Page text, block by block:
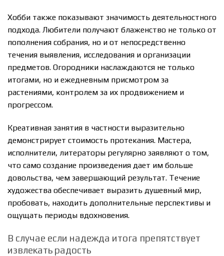
Хобби также показывают значимость деятельностного
подхода. Любители получают блаженство не только от
пополнения собрания, но и от непосредственно
течения выявления, исследования и организации
предметов. Огородники наслаждаются не только
итогами, но и ежедневным присмотром за
растениями, контролем за их продвижением и
прогрессом.
Креативная занятия в частности выразительно
демонстрирует стоимость протекания. Мастера,
исполнители, литераторы регулярно заявляют о том,
что само создание произведения дает им больше
довольства, чем завершающий результат. Течение
художества обеспечивает выразить душевный мир,
пробовать, находить дополнительные перспективы и
ощущать периоды вдохновения.
В случае если надежда итога препятствует
извлекать радость